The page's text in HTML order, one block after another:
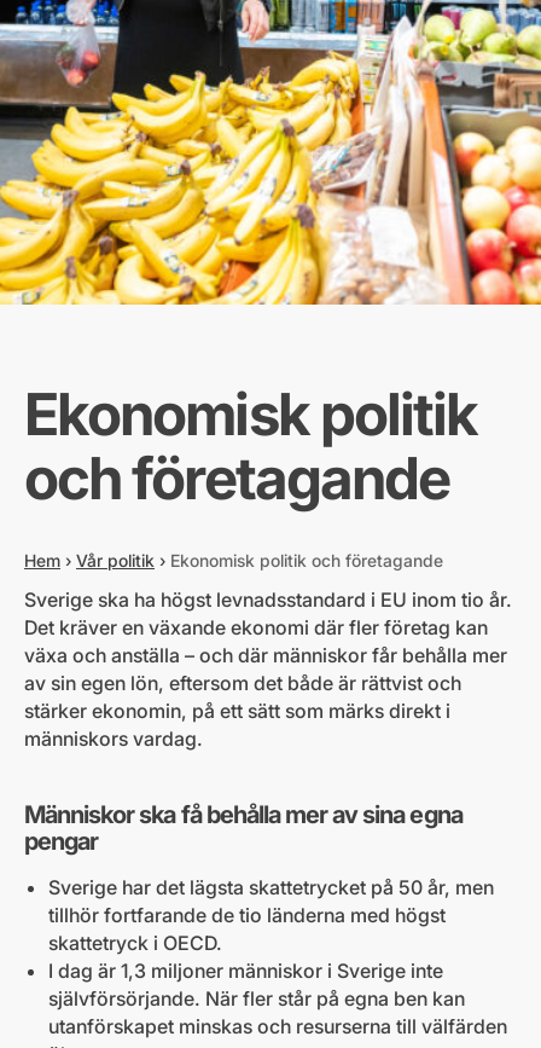
Ekonomisk politik
och företagande
Hem › Vår politik › Ekonomisk politik och företagande
Sverige ska ha högst levnadsstandard i EU inom tio år.
Det kräver en växande ekonomi där fler företag kan
växa och anställa – och där människor får behålla mer
av sin egen lön, eftersom det både är rättvist och
stärker ekonomin, på ett sätt som märks direkt i
människors vardag.
Människor ska få behålla mer av sina egna
pengar
Sverige har det lägsta skattetrycket på 50 år, men
tillhör fortfarande de tio länderna med högst
skattetryck i OECD.
I dag är 1,3 miljoner människor i Sverige inte
självförsörjande. När fler står på egna ben kan
utanförskapet minskas och resurserna till välfärden